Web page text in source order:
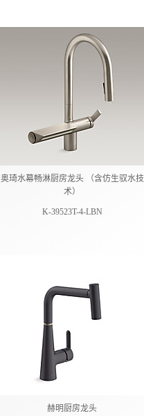
奥琦水幕畅淋厨房龙头 （含仿生驭水技
术）
K-39523T-4-LBN
赫明厨房龙头